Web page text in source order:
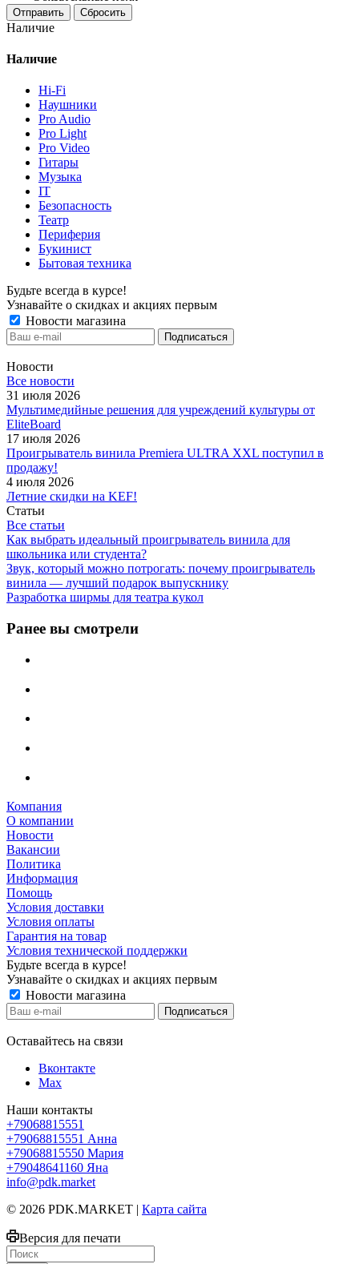
Отправить Сбросить
Наличие
Наличие
Hi-Fi
Наушники
Pro Audio
Pro Light
Pro Video
Гитары
Музыка
IT
Безопасность
Театр
Периферия
Букинист
Бытовая техника
Будьте всегда в курсе!
Узнавайте о скидках и акциях первым
Новости магазина
Новости
Все новости
31 июля 2026
Мультимедийные решения для учреждений культуры от
EliteBoard
17 июля 2026
Проигрыватель винила Premiera ULTRA XXL поступил в
продажу!
4 июля 2026
Летние скидки на KEF!
Статьи
Все статьи
Как выбрать идеальный проигрыватель винила для
школьника или студента?
Звук, который можно потрогать: почему проигрыватель
винила — лучший подарок выпускнику
Разработка ширмы для театра кукол
Ранее вы смотрели
Компания
О компании
Новости
Вакансии
Политика
Информация
Помощь
Условия доставки
Условия оплаты
Гарантия на товар
Условия технической поддержки
Будьте всегда в курсе!
Узнавайте о скидках и акциях первым
Новости магазина
Оставайтесь на связи
Вконтакте
Max
Наши контакты
+79068815551
+79068815551 Анна
+79068815550 Мария
+79048641160 Яна
info@pdk.market
© 2026 PDK.MARKET | Карта сайта
Версия для печати